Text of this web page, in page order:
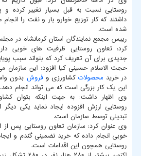
روستایی نسبت به قبل بسیار تغییر کرده
داشتند که کار توزیع خوارو بار و نفت را
شده است.
رییس مجمع نمایندگان استان کرمانشاه در
کرد: تعاون روستایی ظرفیت های خوبی
جدیدی برای آن تعریف کرد که بتواند سبب
حجت الاسلام حسینی کیا افزود: این سازمان
در خرید محصولات کشاورزی وفروش بدون
این یک کار بزرگی است که می تواند انجام دهد.
وی اظهار داشت: به جهت اینکه بتوان
روستایی ارزش افزوده ایجاد نماید یکی دیگر
تبدیلی توسط سازمان است.
وی عنوان کرد: سازمان تعاون روستایی پس از
خوبی انجام داده که خرید تضمینی گندم و
روستایی همچون این اقدامات است.